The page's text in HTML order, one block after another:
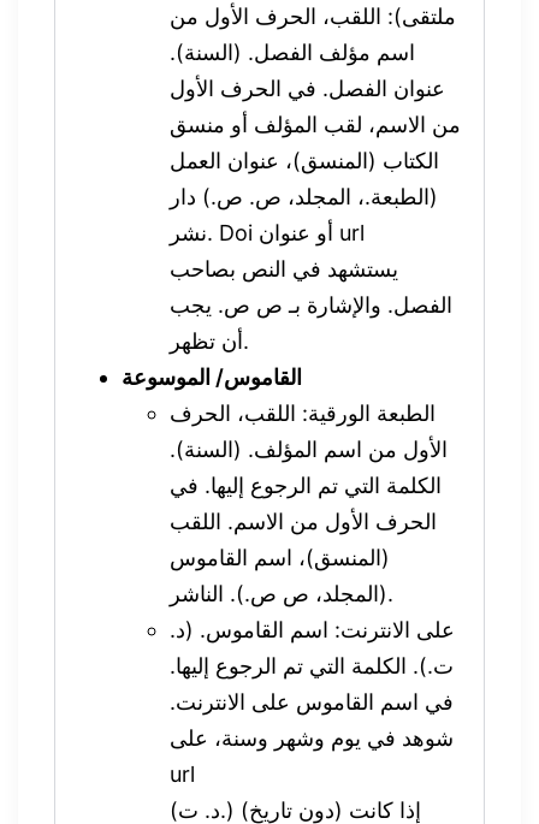
ملتقى): اللقب، الحرف الأول من
اسم مؤلف الفصل. (السنة).
عنوان الفصل. في الحرف الأول
من الاسم، لقب المؤلف أو منسق
الكتاب (المنسق)، عنوان العمل
(الطبعة.، المجلد، ص. ص.) دار
نشر. Doi أو عنوان url
يستشهد في النص بصاحب
الفصل. والإشارة بـ ص ص. يجب
أن تظهر.
القاموس/ الموسوعة
الطبعة الورقية: اللقب، الحرف
الأول من اسم المؤلف. (السنة).
الكلمة التي تم الرجوع إليها. في
الحرف الأول من الاسم. اللقب
(المنسق)، اسم القاموس
(المجلد، ص ص.). الناشر.
على الانترنت: اسم القاموس. (د.
ت.). الكلمة التي تم الرجوع إليها.
في اسم القاموس على الانترنت.
شوهد في يوم وشهر وسنة، على
url
(د. ت.) (دون تاريخ) إذا كانت